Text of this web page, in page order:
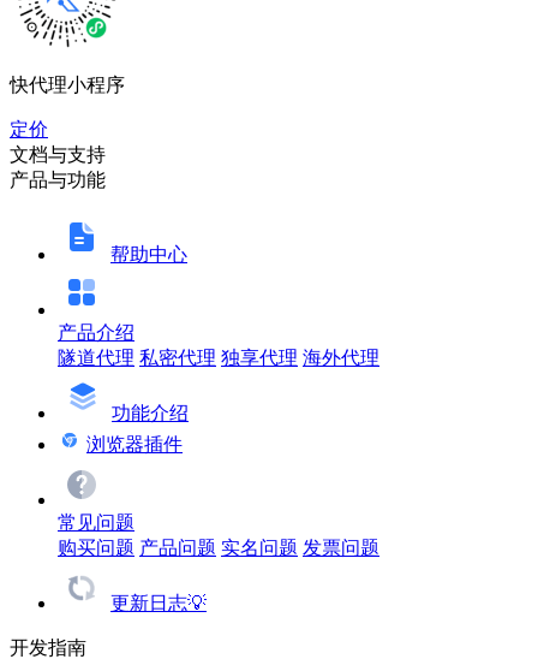
快代理小程序
定价
文档与支持
产品与功能
帮助中心
产品介绍
隧道代理 私密代理 独享代理 海外代理
功能介绍
浏览器插件
常见问题
购买问题 产品问题 实名问题 发票问题
更新日志💡
开发指南